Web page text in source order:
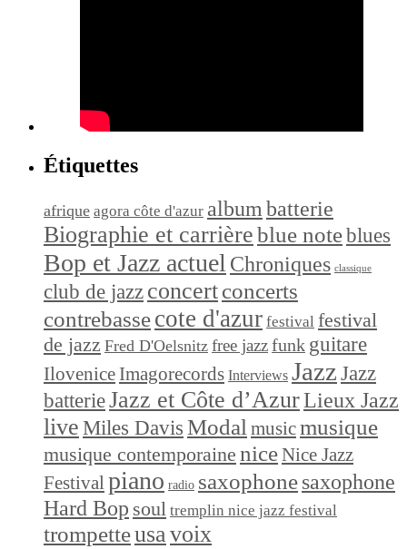
Étiquettes
afrique agora côte d'azur album batterie
Biographie et carrièreblue noteblues
Bop et Jazz actuel Chroniques classique
club de jazz concertconcerts
contrebassecote d'azur festival festival
de jazz Fred D'Oelsnitz free jazzfunk guitare
Ilovenice Imagorecords Interviews Jazz Jazz
batterieJazz et Côte d’AzurLieux Jazz
live Miles Davis Modal musicmusique
musique contemporaine niceNice Jazz
Festivalpiano radio saxophonesaxophone
Hard Bop soul tremplin nice jazz festival
trompetteusavoix